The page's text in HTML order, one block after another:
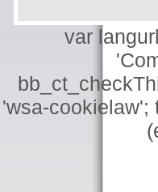
var
'wsa-cookielaw';